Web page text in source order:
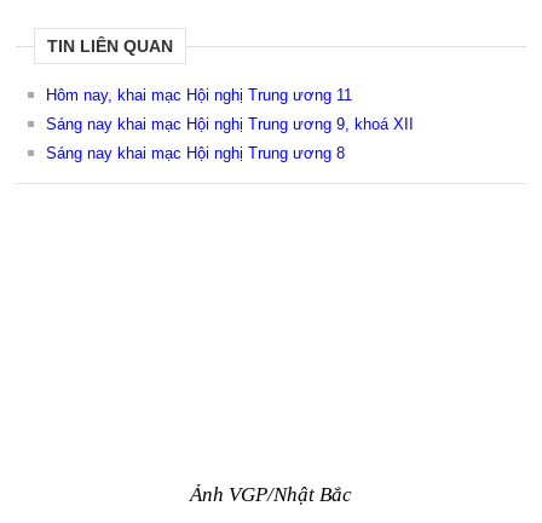
TIN LIÊN QUAN
Hôm nay, khai mạc Hội nghị Trung ương 11
Sáng nay khai mạc Hội nghị Trung ương 9, khoá XII
Sáng nay khai mạc Hội nghị Trung ương 8
Ảnh VGP/Nhật Bắc